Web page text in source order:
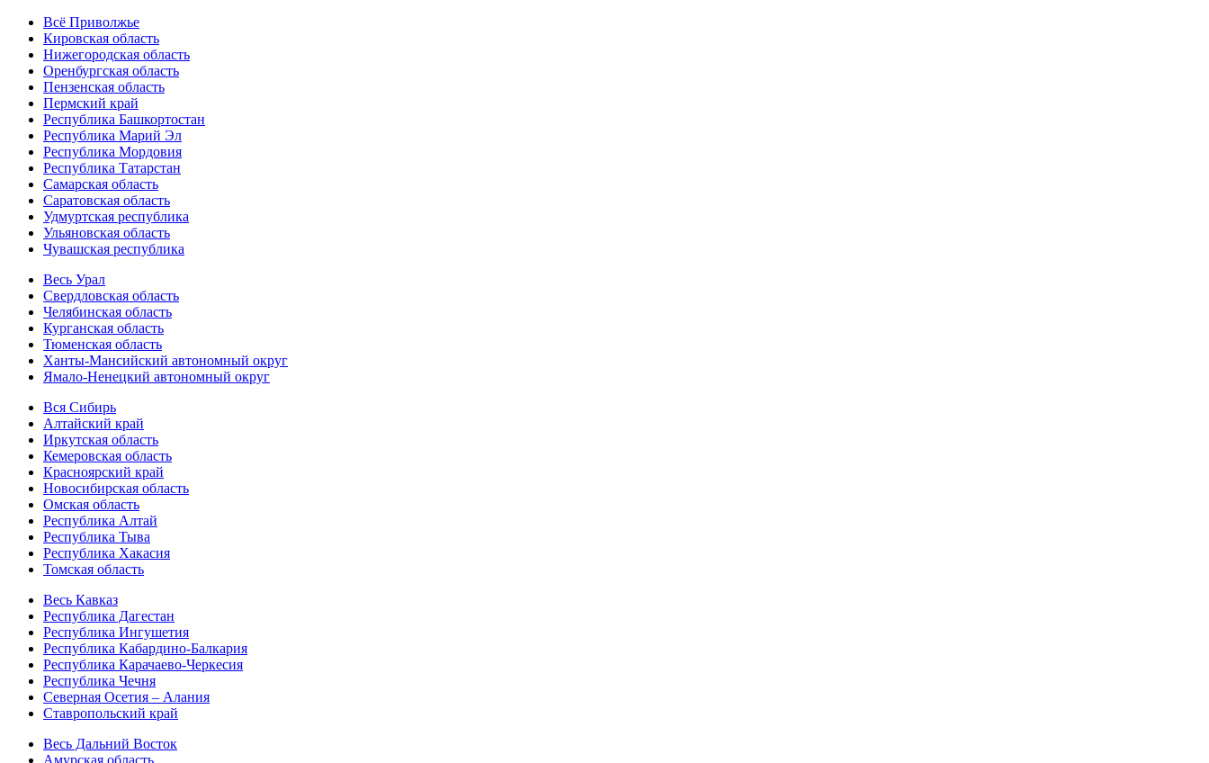
Всё Приволжье
Кировская область
Нижегородская область
Оренбургская область
Пензенская область
Пермский край
Республика Башкортостан
Республика Марий Эл
Республика Мордовия
Республика Татарстан
Самарская область
Саратовская область
Удмуртская республика
Ульяновская область
Чувашская республика
Весь Урал
Свердловская область
Челябинская область
Курганская область
Тюменская область
Ханты-Мансийский автономный округ
Ямало-Ненецкий автономный округ
Вся Сибирь
Алтайский край
Иркутская область
Кемеровская область
Красноярский край
Новосибирская область
Омская область
Республика Алтай
Республика Тыва
Республика Хакасия
Томская область
Весь Кавказ
Республика Дагестан
Республика Ингушетия
Республика Кабардино-Балкария
Республика Карачаево-Черкесия
Республика Чечня
Северная Осетия – Алания
Ставропольский край
Весь Дальний Восток
Амурская область